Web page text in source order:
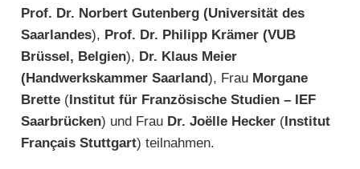
Prof. Dr. Norbert Gutenberg (Universität des
Saarlandes), Prof. Dr. Philipp Krämer (VUB
Brüssel, Belgien), Dr. Klaus Meier
(Handwerkskammer Saarland), Frau Morgane
Brette (Institut für Französische Studien – IEF
Saarbrücken) und Frau Dr. Joëlle Hecker (Institut
Français Stuttgart) teilnahmen.